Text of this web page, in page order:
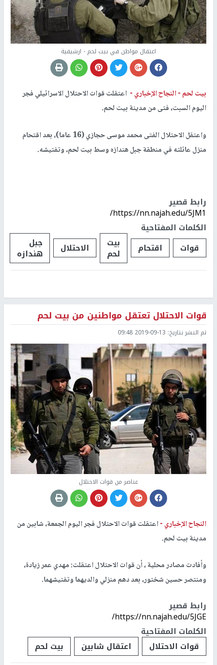
اعتقال مواطن في بيت لحم - ارشيفية
بيت لحم -النجاح الإخباري - اعتقلت قوات الاحتلال الاسرائيلي فجر
اليوم السبت، فتى من مدينة بيت لحم.
واعتقل الاحتلال الفتى محمد موسى حجازي (16 عاما)، بعد اقتحام
منزل عائلته في منطقة جبل هندازه وسط بيت لحم، وتفتيشه.
رابط قصير
https://nn.najah.edu/5JM1/
الكلمات المفتاحية
قوات
اقتحام بيت
لحم الاحتلال جبل
هندازه
قوات الاحتلال تعتقل مواطنين من بيت لحم
تم النشر بتاريخ: 2019-09-13 09:48
عناصر من قوات الاحتلال
النجاح الإخباري -اعتقلت قوات الاحتلال فجر اليوم الجمعة، شابين من
مدينة بيت لحم.
وأفادت مصادر محلية ، أن قوات الاحتلال اعتقلت: مهدي عمر زيادة،
ومنتصر حسين شختور، بعد دهم منزلي والديهما وتفتيشهما.
رابط قصير
https://nn.najah.edu/5JGE/
الكلمات المفتاحية
قوات الاحتلال
اعتقال شابين بيت لحم